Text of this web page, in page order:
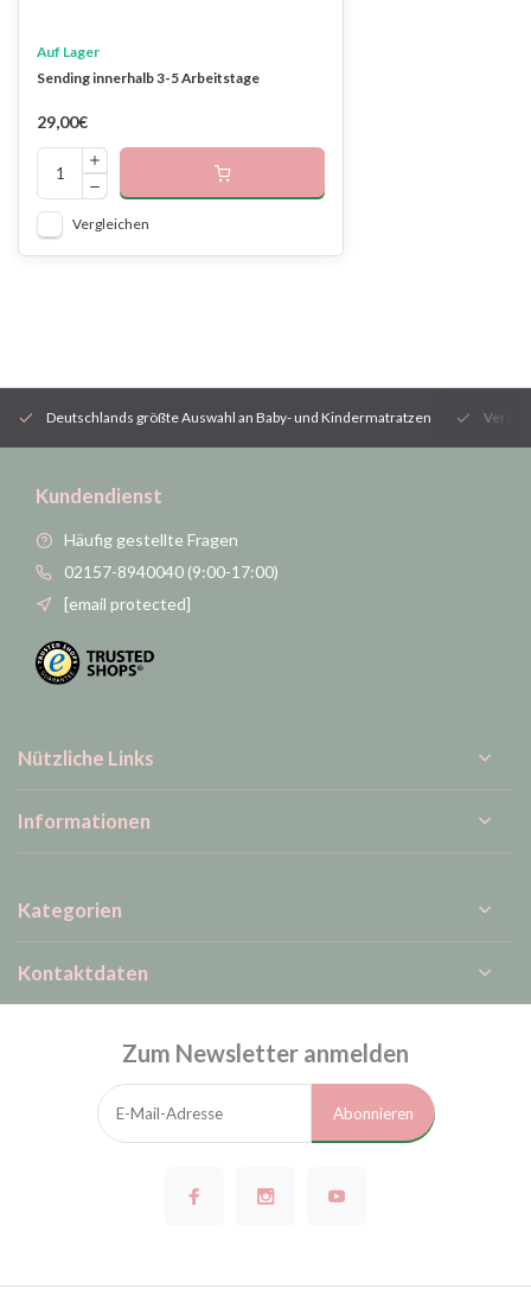
Auf Lager
Sending innerhalb 3-5 Arbeitstage
29,00€
Vergleichen
Deutschlands größte Auswahl an Baby- und Kindermatratzen
Kundendienst
Häufig gestellte Fragen
02157-8940040 (9:00-17:00)
[email protected]
Nützliche Links
Informationen
Kategorien
Kontaktdaten
Zum Newsletter anmelden
Abonnieren